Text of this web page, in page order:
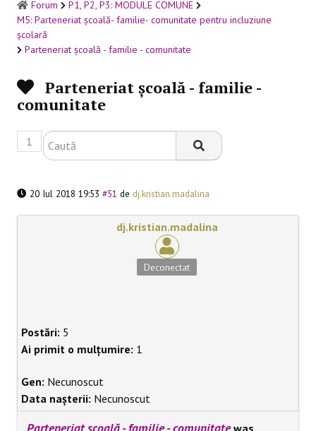
FORUM
Forum
CONTACT
BLACKBOARD
Forum
P1, P2, P3: MODULE COMUNE
M5: Parteneriat școală- familie- comunitate pentru incluziune
școlară
Parteneriat școală - familie - comunitate
Parteneriat școală - familie -
comunitate
1
20 Iul 2018 19:53 #51 de dj.kristian.madalina
dj.kristian.madalina
Deconectat
Postări: 5
Ai primit o mulțumire: 1
Gen: Necunoscut
Data nașterii: Necunoscut
was